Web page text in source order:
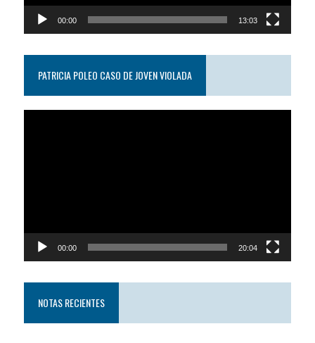
00:00 13:03
PATRICIA POLEO CASO DE JOVEN VIOLADA
00:00 20:04
NOTAS RECIENTES